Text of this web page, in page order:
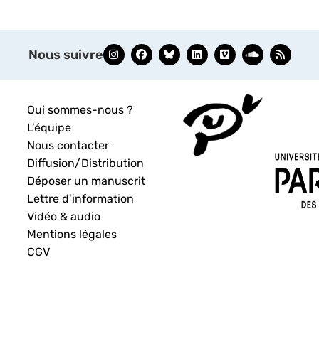
Nous suivre
Qui sommes-nous ?
L’équipe
Nous contacter
Diffusion/Distribution
Déposer un manuscrit
Lettre d’information
Vidéo & audio
Mentions légales
CGV